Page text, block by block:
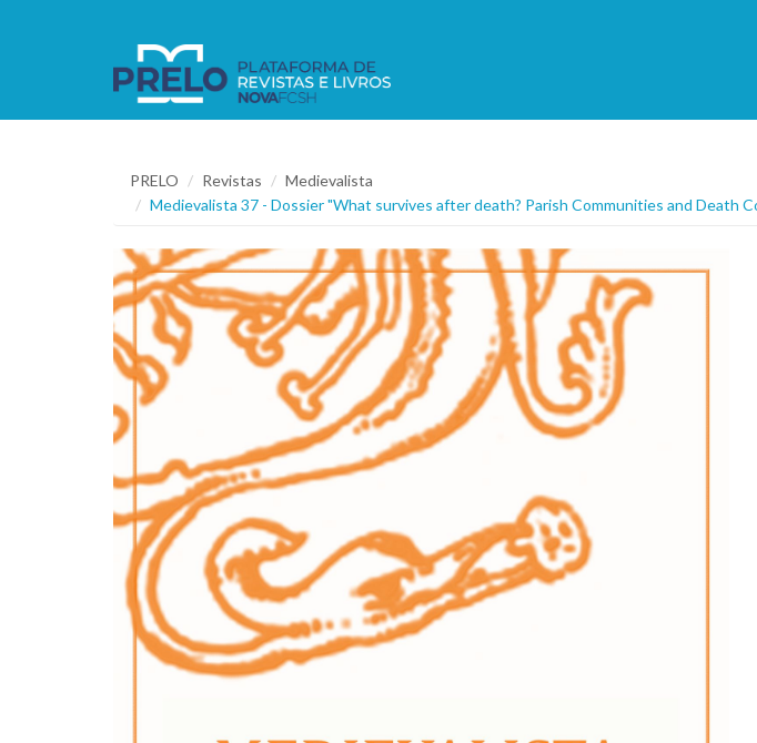
PRELO Revistas
Medievalista
Medievalista 37 - Dossier "What survives after death? Parish Communities and Death